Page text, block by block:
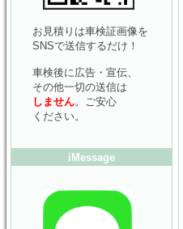
お見積りは車検証画像を
SNSで送信するだけ！
車検後に広告・宣伝、
その他一切の送信は
しません。ご安心
ください。
iMessage